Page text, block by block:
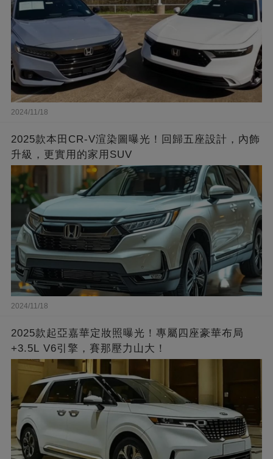
2024/11/18
2025款本田CR-V渲染圖曝光！回歸五座設計，內飾
升級，更實用的家用SUV
2024/11/18
2025款起亞嘉華定妝照曝光！專屬四座豪華布局
+3.5L V6引擎，賽那壓力山大！